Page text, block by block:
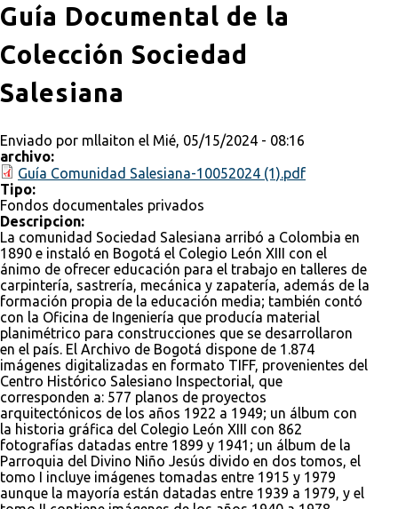
Guía Documental de la
Colección Sociedad
Salesiana
Enviado por mllaiton el Mié, 05/15/2024 - 08:16
archivo:
Guía Comunidad Salesiana-10052024 (1).pdf
Tipo:
Fondos documentales privados
Descripcion:
La comunidad Sociedad Salesiana arribó a Colombia en
1890 e instaló en Bogotá el Colegio León XIII con el
ánimo de ofrecer educación para el trabajo en talleres de
carpintería, sastrería, mecánica y zapatería, además de la
formación propia de la educación media; también contó
con la Oficina de Ingeniería que producía material
planimétrico para construcciones que se desarrollaron
en el país. El Archivo de Bogotá dispone de 1.874
imágenes digitalizadas en formato TIFF, provenientes del
Centro Histórico Salesiano Inspectorial, que
corresponden a: 577 planos de proyectos
arquitectónicos de los años 1922 a 1949; un álbum con
la historia gráfica del Colegio León XIII con 862
fotografías datadas entre 1899 y 1941; un álbum de la
Parroquia del Divino Niño Jesús divido en dos tomos, el
tomo I incluye imágenes tomadas entre 1915 y 1979
aunque la mayoría están datadas entre 1939 a 1979, y el